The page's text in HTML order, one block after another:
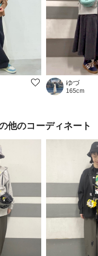
ゆづ
165cm
他のコーディネート